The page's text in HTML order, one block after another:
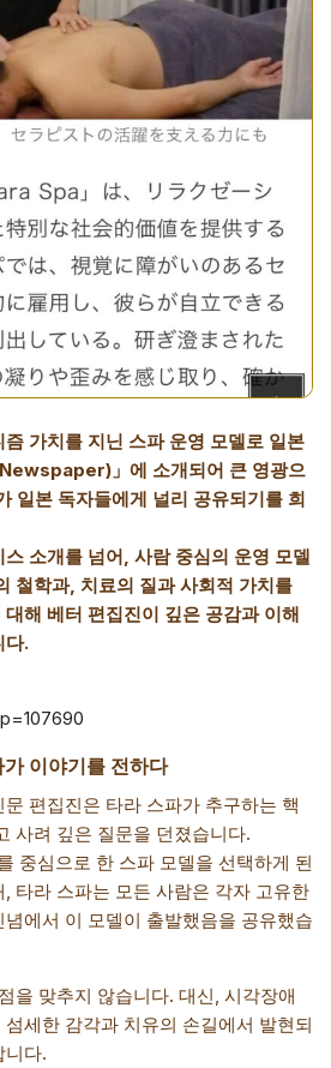
가치를 지닌 스파 운영 모델로 일본
」에 소개되어 큰 영광으
일본 독자들에게 널리 공유되기를 희
소개를 넘어, 사람 중심의 운영 모델
철학과, 치료의 질과 사회적 가치를
해 베터 편집진이 깊은 공감과 이해
다.
이야기를 전하다
편집진은 타라 스파가 추구하는 핵
사려 깊은 질문을 던졌습니다.
중심으로 한 스파 모델을 선택하게 된
타라 스파는 모든 사람은 각자 고유한
에서 이 모델이 출발했음을 공유했습
을 맞추지 않습니다. 대신, 시각장애
세한 감각과 치유의 손길에서 발현되
니다.